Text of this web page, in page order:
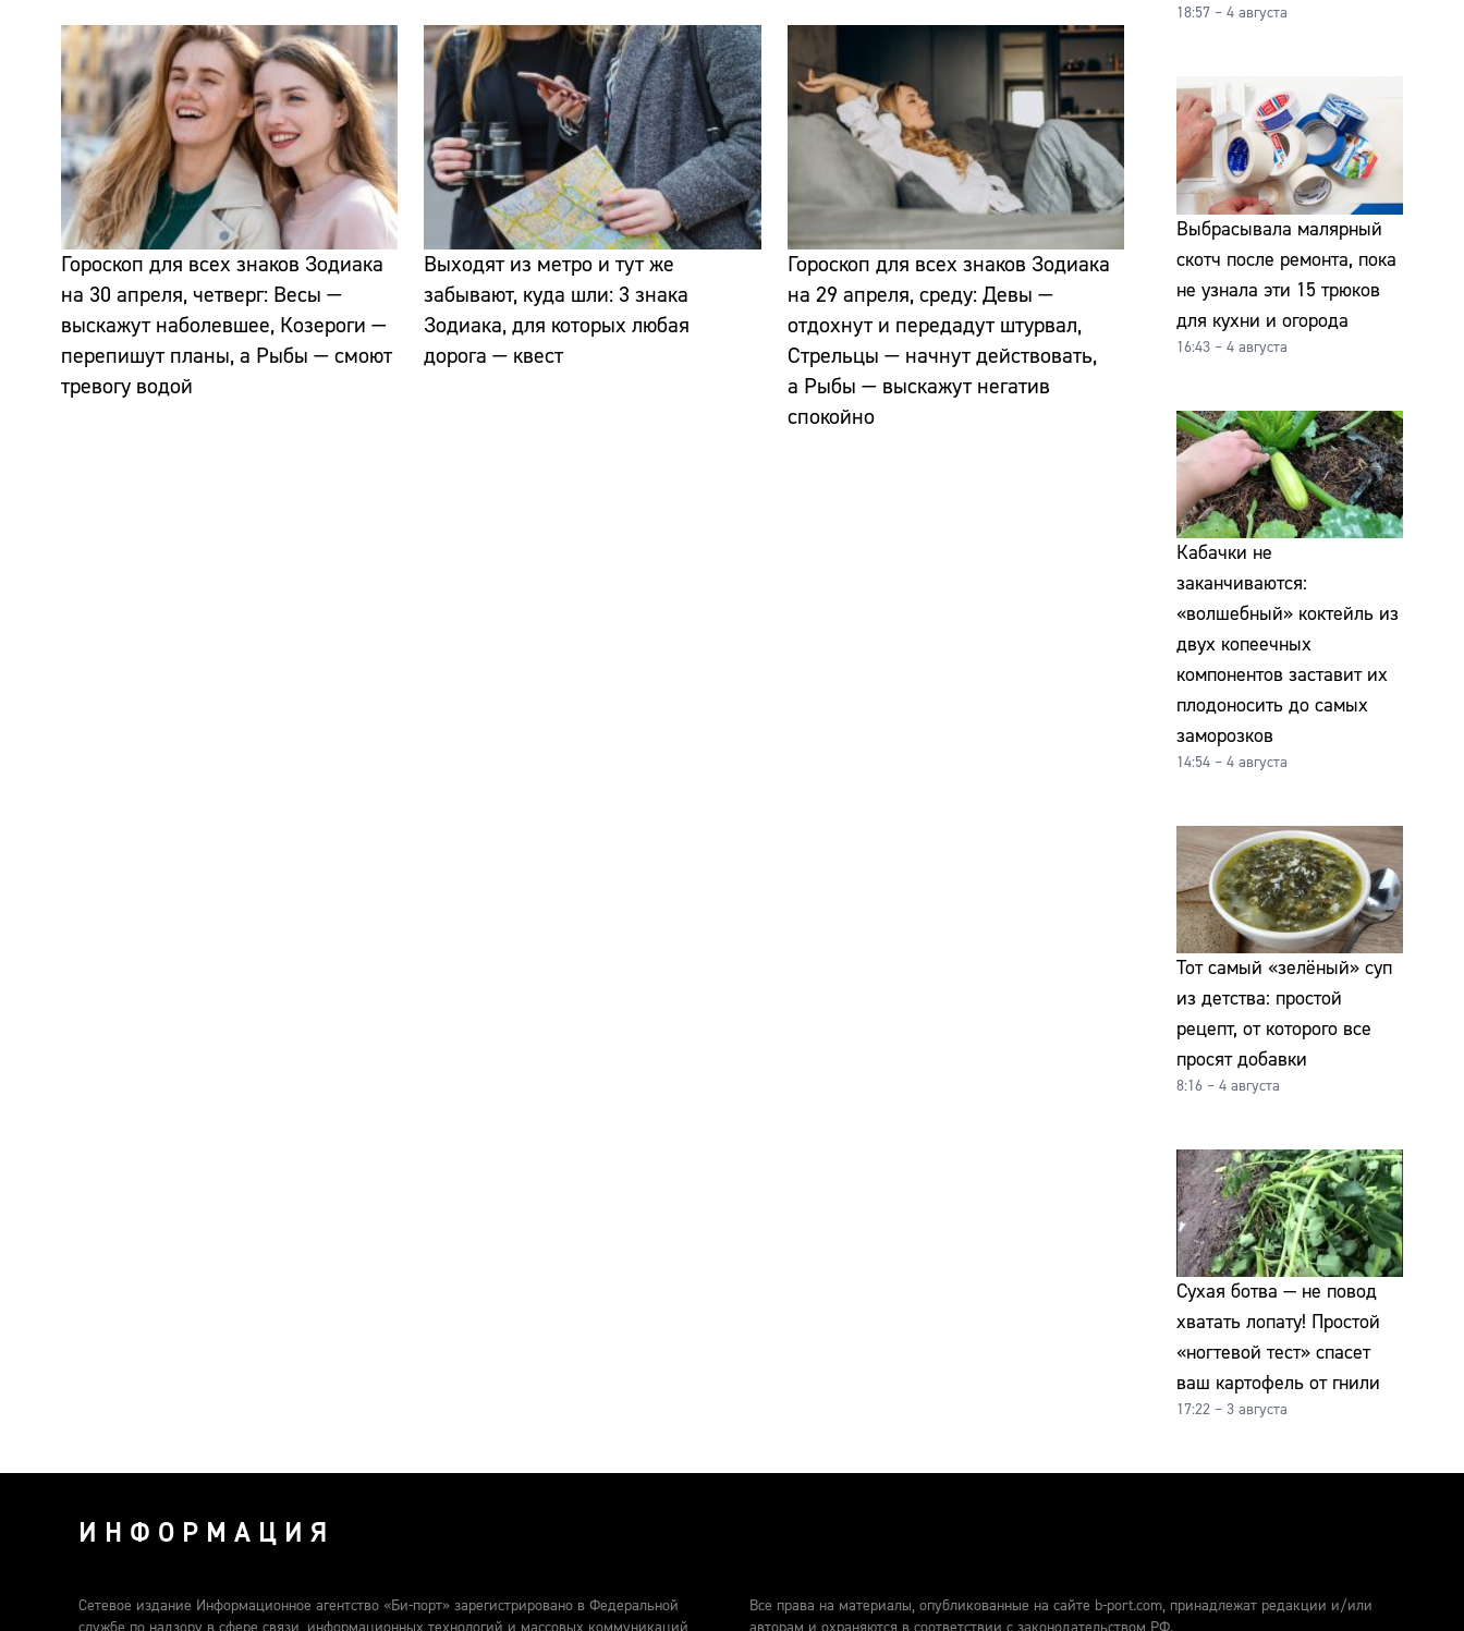
Гороскоп для всех знаков Зодиака
на 30 апреля, четверг: Весы —
выскажут наболевшее, Козероги —
перепишут планы, а Рыбы — смоют
тревогу водой
Выходят из метро и тут же
забывают, куда шли: 3 знака
Зодиака, для которых любая
дорога — квест
Гороскоп для всех знаков Зодиака
на 29 апреля, среду: Девы —
отдохнут и передадут штурвал,
Стрельцы — начнут действовать,
а Рыбы — выскажут негатив
спокойно
18:57 – 4 августа
Выбрасывала малярный
скотч после ремонта, пока
не узнала эти 15 трюков
для кухни и огорода
16:43 – 4 августа
Кабачки не
заканчиваются:
«волшебный» коктейль из
двух копеечных
компонентов заставит их
плодоносить до самых
заморозков
14:54 – 4 августа
Тот самый «зелёный» суп
из детства: простой
рецепт, от которого все
просят добавки
8:16 – 4 августа
Сухая ботва — не повод
хватать лопату! Простой
«ногтевой тест» спасет
ваш картофель от гнили
17:22 – 3 августа
ИНФОРМАЦИЯ
Сетевое издание Информационное агентство «Би-порт» зарегистрировано в Федеральной
Все права на материалы, опубликованные на сайте b-port.com, принадлежат редакции и/или